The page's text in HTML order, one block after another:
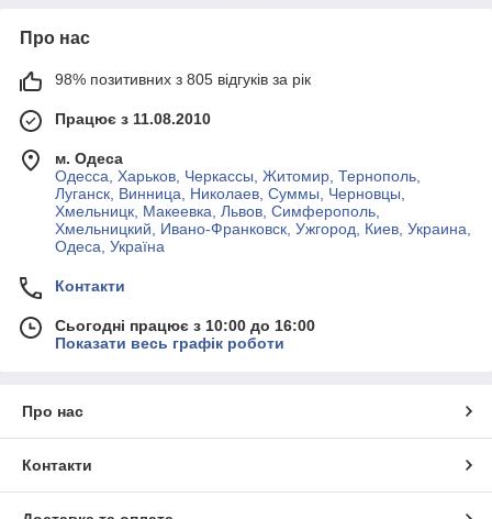
Про нас
98% позитивних з 805 відгуків за рік
Працює з 11.08.2010
м. Одеса
Одесса, Харьков, Черкассы, Житомир, Тернополь,
Луганск, Винница, Николаев, Суммы, Черновцы,
Хмельницк, Макеевка, Львов, Симферополь,
Хмельницкий, Ивано-Франковск, Ужгород, Киев, Украина,
Одеса, Україна
Контакти
Сьогодні працює з 10:00 до 16:00
Показати весь графік роботи
Про нас
Контакти